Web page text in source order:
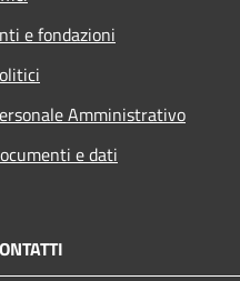
e fondazioni
Amministrativo
e dati